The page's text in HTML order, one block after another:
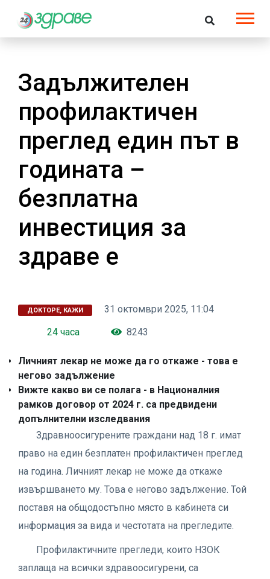
Задължителен
профилактичен
преглед един път в
годината –
безплатна
инвестиция за
здраве е
ДОКТОРЕ, КАЖИ
31 октомври 2025, 11:04
24 часа
8243
Личният лекар не може да го откаже - това е
негово задължение
Вижте какво ви се полага - в Националния
рамков договор от 2024 г. са предвидени
допълнителни изследвания
Здравноосигурените граждани над 18 г. имат
право на един безплатен профилактичен преглед
на година. Личният лекар не може да откаже
извършването му. Това е негово задължение. Той
поставя на общодостъпно място в кабинета си
информация за вида и честотата на прегледите.
Профилактичните прегледи, които НЗОК
заплаща на всички здравоосигурени, са